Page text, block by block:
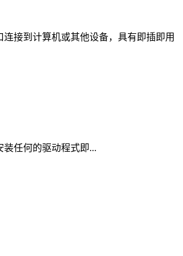
接到计算机或其他设备，具有即插即用
装任何的驱动程式即...